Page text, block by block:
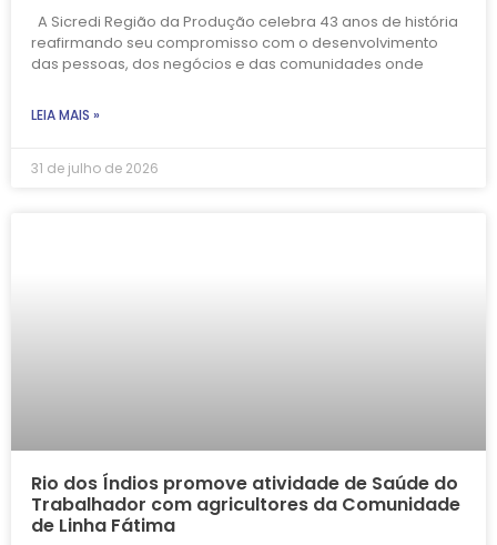
A Sicredi Região da Produção celebra 43 anos de história
reafirmando seu compromisso com o desenvolvimento
das pessoas, dos negócios e das comunidades onde
LEIA MAIS »
31 de julho de 2026
Rio dos Índios promove atividade de Saúde do
Trabalhador com agricultores da Comunidade
de Linha Fátima